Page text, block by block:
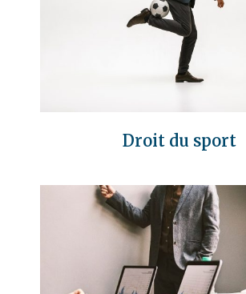
Droit du sport